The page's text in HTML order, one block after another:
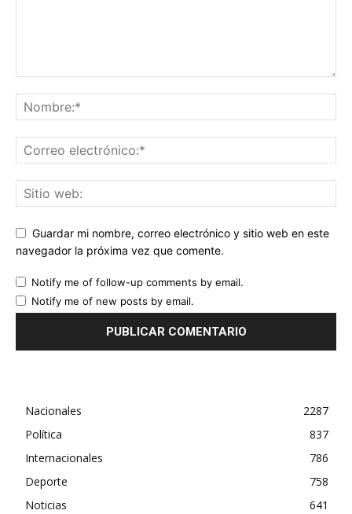
Guardar mi nombre, correo electrónico y sitio web en este
navegador la próxima vez que comente.
Notify me of follow-up comments by email.
Notify me of new posts by email.
Nacionales
2287
Política
837
Internacionales
786
Deporte
758
Noticias
641